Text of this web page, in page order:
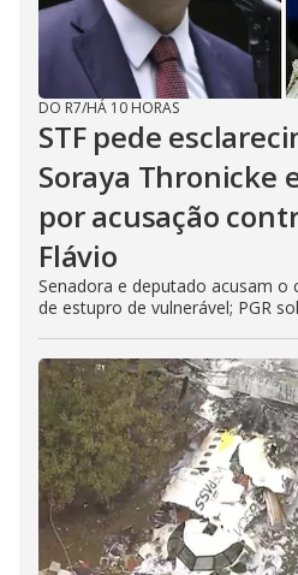
DO R7/HÁ 10 HORAS
STF pede
Soraya Thronicke
por acusação
Flávio
Senadora e deputado acusam o
de estupro de vulnerável; PGR